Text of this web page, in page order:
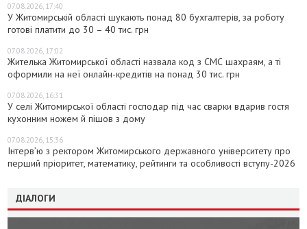
07.08.2026, 17:40
У Житомирській області шукають понад 80 бухгалтерів, за роботу
готові платити до 30 – 40 тис. грн
07.08.2026, 17:02
Жителька Житомирської області назвала код з СМС шахраям, а ті
оформили на неї онлайн-кредитів на понад 30 тис. грн
07.08.2026, 16:31
У селі Житомирської області господар під час сварки вдарив гостя
кухонним ножем й пішов з дому
07.08.2026, 15:36
Інтерв’ю з ректором Житомирського державного університету про
перший пріоритет, математику, рейтинги та особливості вступу-2026
ДІАЛОГИ